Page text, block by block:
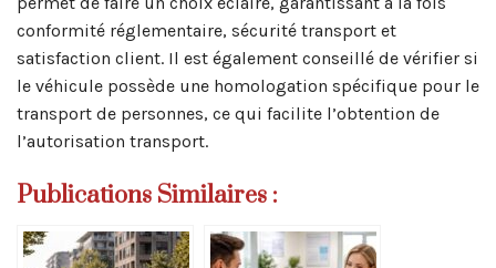
conformité réglementaire, sécurité transport et
satisfaction client. Il est également conseillé de vérifier si
le véhicule possède une homologation spécifique pour le
transport de personnes, ce qui facilite l’obtention de
l’autorisation transport.
Publications Similaires :